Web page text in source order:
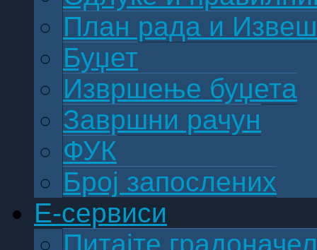
План рада и
Буџет
Извршење буџета
Завршни рачун
ФУК
Број запослених
E-сервиси